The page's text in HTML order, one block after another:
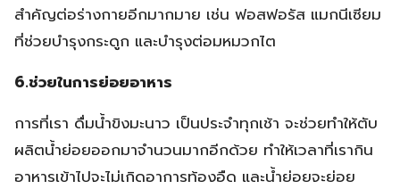
สำคัญต่อร่างกายอีกมากมาย เช่น ฟอสฟอรัส แมกนีเซียม
ที่ช่วยบำรุงกระดูก และบำรุงต่อมหมวกไต
6.ช่วยในการย่อยอาหาร
การที่เรา ดื่มน้ำขิงมะนาว เป็นประจำทุกเช้า จะช่วยทำให้ตับ
ผลิตน้ำย่อยออกมาจำนวนมากอีกด้วย ทำให้เวลาที่เรากิน
อาหารเข้าไปจะไม่เกิดอาการท้องอืด และน้ำย่อยจะย่อย